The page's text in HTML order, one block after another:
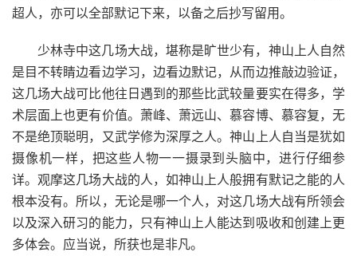
超人，亦可以全部默记下来，以备之后抄写留用。
少林寺中这几场大战，堪称是旷世少有，神山上人自然
是目不转睛边看边学习，边看边默记，从而边推敲边验证，
这几场大战可比他往日遇到的那些比武较量要实在得多，学
术层面上也更有价值。萧峰、萧远山、慕容博、慕容复，无
不是绝顶聪明，又武学修为深厚之人。神山上人自当是犹如
摄像机一样，把这些人物一一摄录到头脑中，进行仔细参
详。观摩这几场大战的人，如神山上人般拥有默记之能的人
根本没有。所以，无论是哪一个人，对这几场大战有所领会
以及深入研习的能力，只有神山上人能达到吸收和创建上更
多体会。应当说，所获也是非凡。